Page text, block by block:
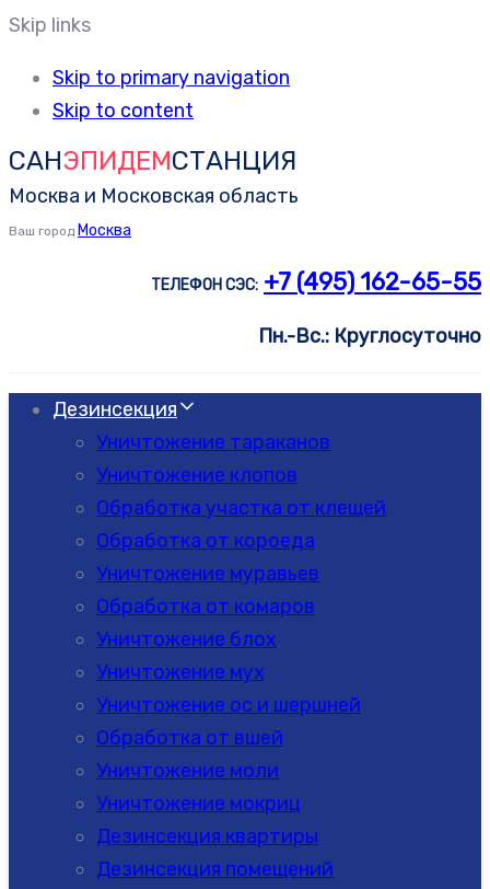
Skip links
Skip to primary navigation
Skip to content
САНЭПИДЕМСТАНЦИЯ
Москва и Московская область
Ваш город Москва
ТЕЛЕФОН СЭС: +7 (495) 162-65-55
Пн.-Вс.: Круглосуточно
Дезинсекция
Уничтожение тараканов
Уничтожение клопов
Обработка участка от клещей
Обработка от короеда
Уничтожение муравьев
Обработка от комаров
Уничтожение блох
Уничтожение мух
Уничтожение ос и шершней
Обработка от вшей
Уничтожение моли
Уничтожение мокриц
Дезинсекция квартиры
Дезинсекция помещений